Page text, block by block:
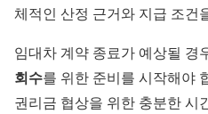
체적인 산정 근거와 지급 조건
임대차 계약 종료가 예상될 경
회수를 위한 준비를 시작해야
권리금 협상을 위한 충분한 시